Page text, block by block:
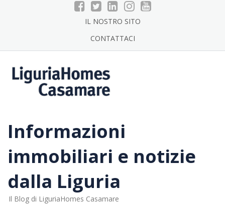
IL NOSTRO SITO
CONTATTACI
Informazioni
immobiliari e notizie
dalla Liguria
Il Blog di LiguriaHomes Casamare